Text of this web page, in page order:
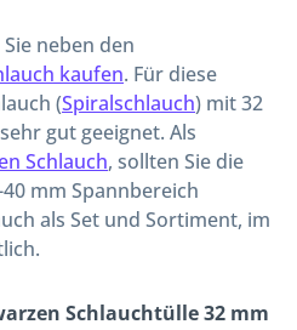
neben den
kaufen. Für diese
(Spiralschlauch) mit 32
gut geeignet. Als
Schlauch, sollten Sie die
mm Spannbereich
als Set und Sortiment, im
Schlauchtülle 32 mm